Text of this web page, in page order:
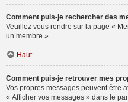
Comment puis-je rechercher des
Veuillez vous rendre sur la page «
un membre ».
Haut
Comment puis-je retrouver mes
Vos propres messages peuvent être
« Afficher vos messages » dans le